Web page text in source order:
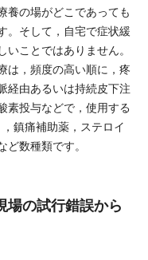
養の場がどこであっても
。そして，自宅で症状緩
ことではありません。
は，頻度の高い順に，疼
経由あるいは持続皮下注
素投与などで，使用する
鎮痛補助薬，ステロイ
ど数種類です。
場の試行錯誤から